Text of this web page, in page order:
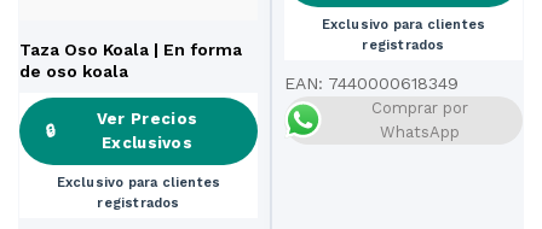
Taza Oso Koala | En forma
de oso koala
🔒
Ver Precios
Exclusivos
Exclusivo para clientes
registrados
Exclusivo para clientes
registrados
EAN: 7440000618349
Comprar por
WhatsApp